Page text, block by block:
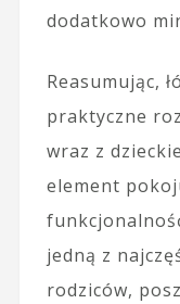
dodatkowo
Reasumując,
praktyczne
wraz z
element
jedną z
rodziców,